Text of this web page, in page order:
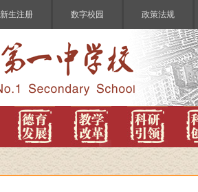
新生注册 数字校园 政策法规